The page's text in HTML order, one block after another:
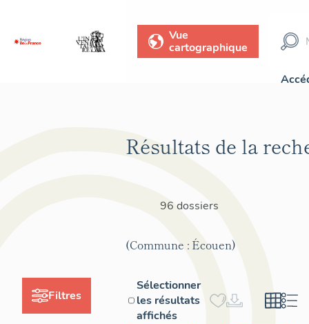
Vue
cartographique
Filtres
Résultats de la
96 dossiers
(Commune : Écouen)
Sélectionner
les résultats
affichés